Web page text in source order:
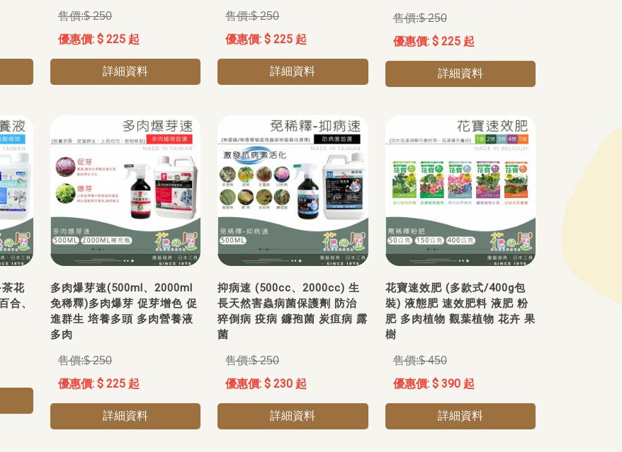
$ 250
$ 225 起
詳細資料
$ 250
$ 225 起
詳細資料
$ 250
$ 225 起
詳細資料
花
合、
多肉爆芽速(500ml、2000ml
免稀釋)多肉爆芽 促芽增色 促
進群生 培養多頭 多肉營養液
多肉
$ 250
$ 225 起
詳細資料
抑病速 (500cc、2000cc) 生
長天然害蟲病菌保護劑 防治
猝倒病 疫病 鐮孢菌 炭疽病 露
菌
$ 250
$ 230 起
詳細資料
花寶速效肥 (多款式/400g包
裝) 液態肥 速效肥料 液肥 粉
肥 多肉植物 觀葉植物 花卉 果
樹
$ 450
$ 390 起
詳細資料